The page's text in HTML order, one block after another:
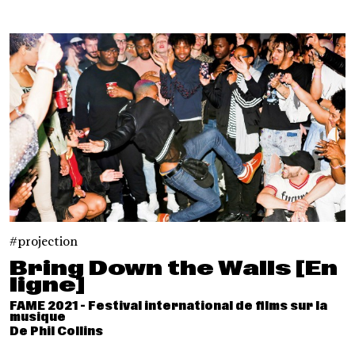
projection
Bring Down the Walls [En
ligne]
FAME 2021 - Festival international de films sur la
musique
De Phil Collins